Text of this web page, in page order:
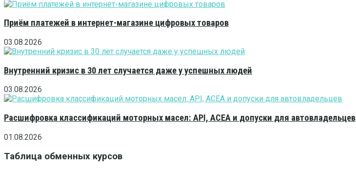
Приём платежей в интернет-магазине цифровых товаров
03.08.2026
Внутренний кризис в 30 лет случается даже у успешных людей
03.08.2026
Расшифровка классификаций моторных масел: API, ACEA и допуски для автовладельцев
01.08.2026
Таблица обменных курсов